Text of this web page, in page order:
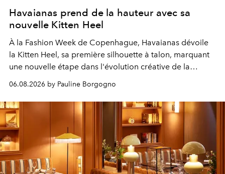
Havaianas prend de la hauteur avec sa
nouvelle Kitten Heel
À la Fashion Week de Copenhague, Havaianas dévoile
la Kitten Heel, sa première silhouette à talon, marquant
une nouvelle étape dans l'évolution créative de la
06.08.2026 by Pauline Borgogno